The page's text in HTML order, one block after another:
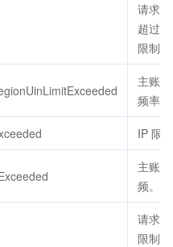
请求
超过
限制。
主账
频率
IP 限
主账
频。
请求
限制